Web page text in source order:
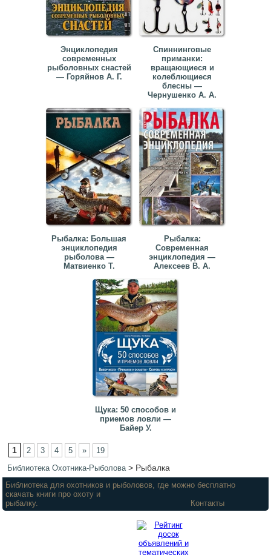
Энциклопедия
современных
рыболовных снастей
— Горяйнов А. Г.
Спиннинговые
приманки:
вращающиеся и
колеблющиеся
блесны —
Чернушенко А. А.
Рыбалка: Большая
энциклопедия
рыболова —
Матвиенко Т.
Рыбалка:
Современная
энциклопедия —
Алексеев В. А.
Щука: 50 способов и
приемов ловли —
Байер У.
1 2 3 4 5 »
19
Библиотека Охотника-Рыболова> Рыбалка
Библиотека для охотников и рыболовов, где можно бесплатно
скачать книги про охоту и
рыбалку.
Контакты